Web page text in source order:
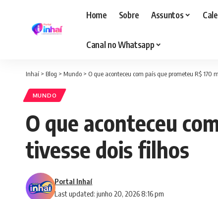
Home Sobre Assuntos
Canal no Whatsapp
Inhaí > Blog > Mundo > O que aconteceu com país que prometeu R$ 170
MUNDO
O que aconteceu
tivesse dois filhos
Last updated: junho 20, 2026 8:16 pm
Portal Inhaí